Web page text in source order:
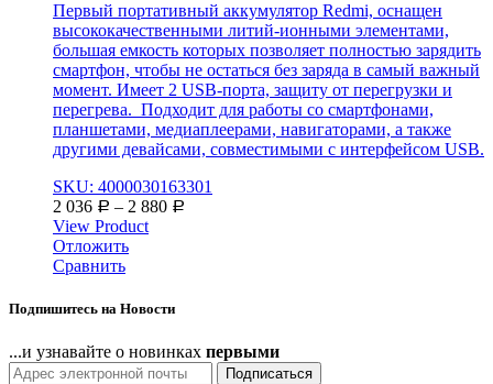
Первый портативный аккумулятор Redmi, оснащен
высококачественными литий-ионными элементами,
большая емкость которых позволяет полностью зарядить
смартфон, чтобы не остаться без заряда в самый важный
момент. Имеет 2 USB-порта, защиту от перегрузки и
перегрева. Подходит для работы со смартфонами,
планшетами, медиаплеерами, навигаторами, а также
другими девайсами, совместимыми с интерфейсом USB.
SKU: 4000030163301
2 036 Р – 2 880 Р
View Product
Отложить
Сравнить
Подпишитесь на Новости
...и узнавайте о новинках первыми
Подписаться